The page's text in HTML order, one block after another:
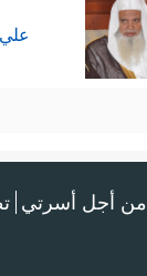
من أجل أسرتي